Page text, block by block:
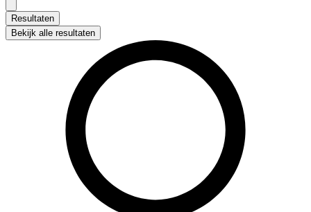
Resultaten
Bekijk alle resultaten